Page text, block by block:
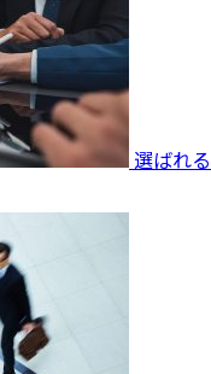
選ばれる